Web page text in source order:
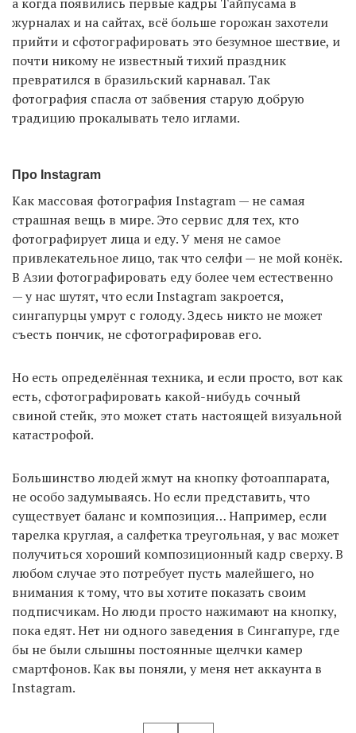
журналах и на сайтах, всё больше горожан захотели
прийти и сфотографировать это безумное шествие, и
почти никому не известный тихий праздник
превратился в бразильский карнавал. Так
фотография спасла от забвения старую добрую
традицию прокалывать тело иглами.
Про Instagram
Как массовая фотография Instagram — не самая
страшная вещь в мире. Это сервис для тех, кто
фотографирует лица и еду. У меня не самое
привлекательное лицо, так что селфи — не мой конёк.
В Азии фотографировать еду более чем естественно
— у нас шутят, что если Instagram закроется,
сингапурцы умрут с голоду. Здесь никто не может
съесть пончик, не сфотографировав его.
Но есть определённая техника, и если просто, вот как
есть, сфотографировать какой-нибудь сочный
свиной стейк, это может стать настоящей визуальной
катастрофой.
Большинство людей жмут на кнопку фотоаппарата,
не особо задумываясь. Но если представить, что
существует баланс и композиция… Например, если
тарелка круглая, а салфетка треугольная, у вас может
получиться хороший композиционный кадр сверху. В
любом случае это потребует пусть малейшего, но
внимания к тому, что вы хотите показать своим
подписчикам. Но люди просто нажимают на кнопку,
пока едят. Нет ни одного заведения в Сингапуре, где
бы не были слышны постоянные щелчки камер
смартфонов. Как вы поняли, у меня нет аккаунта в
Instagram.